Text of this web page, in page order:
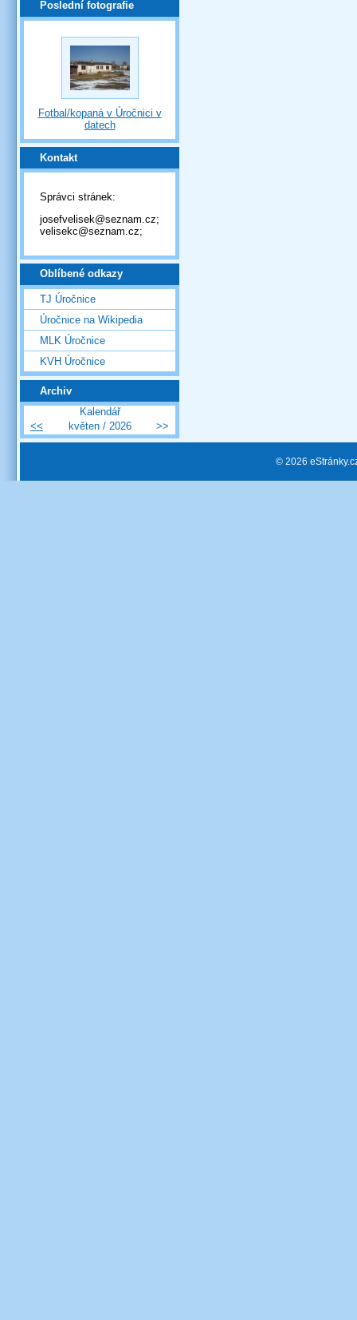
Poslední fotografie
Fotbal/kopaná v Úročnici v
datech
Kontakt
Správci stránek:
josefvelisek@seznam.cz;
velisekc@seznam.cz;
Oblíbené odkazy
TJ Úročnice
Úročnice na Wikipedia
MLK Úročnice
KVH Úročnice
Archiv
Kalendář
<<
květen / 2026 >>
© 2026